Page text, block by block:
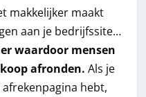
makkelijker maakt
aan je bedrijfssite…
waardoor mensen
afronden. Als je
hebt,